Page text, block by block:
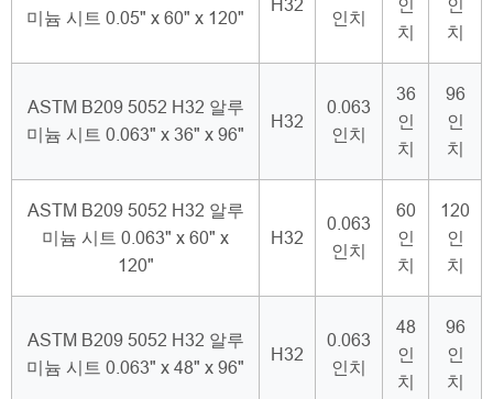
미늄 시트 0.05" x 60" x 120"
H32
인치
인
치
인
치
ASTM B209 5052 H32 알루
미늄 시트 0.063" x 36" x 96"
H32
0.063
인치
36
인
치
96
인
치
ASTM B209 5052 H32 알루
미늄 시트 0.063" x 60" x
120"
H32
0.063
인치
60
인
치
120
인
치
ASTM B209 5052 H32 알루
미늄 시트 0.063" x 48" x 96"
H32
0.063
인치
48
인
치
96
인
치